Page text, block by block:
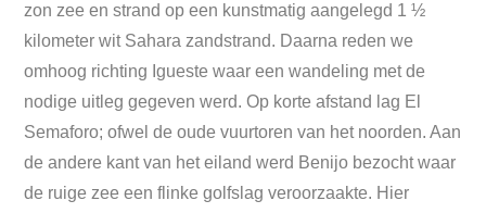
zon zee en strand op een kunstmatig aangelegd 1 ½
kilometer wit Sahara zandstrand. Daarna reden we
omhoog richting Igueste waar een wandeling met de
nodige uitleg gegeven werd. Op korte afstand lag El
Semaforo; ofwel de oude vuurtoren van het noorden. Aan
de andere kant van het eiland werd Benijo bezocht waar
de ruige zee een flinke golfslag veroorzaakte. Hier